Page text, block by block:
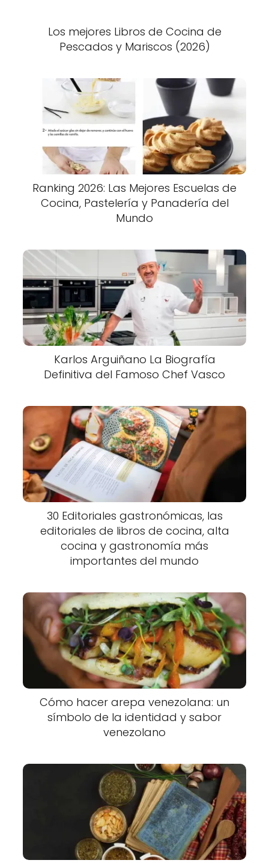
Los mejores Libros de Cocina de
Pescados y Mariscos (2026)
Ranking 2026: Las Mejores Escuelas de
Cocina, Pastelería y Panadería del
Mundo
Karlos Arguiñano La Biografía
Definitiva del Famoso Chef Vasco
30 Editoriales gastronómicas, las
editoriales de libros de cocina, alta
cocina y gastronomía más
importantes del mundo
Cómo hacer arepa venezolana: un
símbolo de la identidad y sabor
venezolano